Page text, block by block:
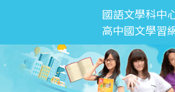
國語文學科中
高中國文學習